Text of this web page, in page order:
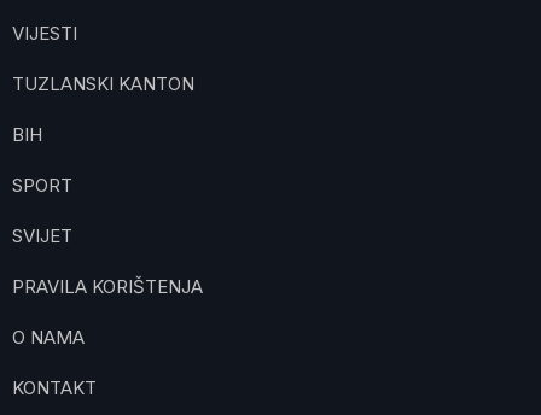
VIJESTI
TUZLANSKI KANTON
BIH
SPORT
SVIJET
PRAVILA KORIŠTENJA
O NAMA
KONTAKT